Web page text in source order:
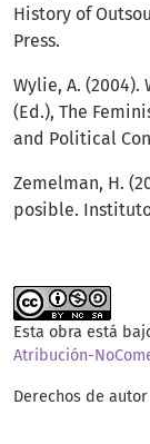
History of
Press.
Wylie, A. (2004).
(Ed.), The
and Political
Zemelman, H.
posible.
Esta obra está
Atribución-
Derechos de